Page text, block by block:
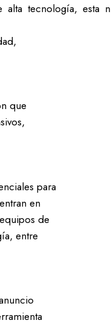
tecnología, esta
que
para
en
de
entre